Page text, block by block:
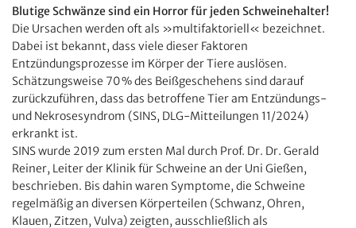
Blutige Schwänze sind ein Horror für jeden Schweinehalter!
Die Ursachen werden oft als »multifaktoriell« bezeichnet.
Dabei ist bekannt, dass viele dieser Faktoren
Entzündungsprozesse im Körper der Tiere auslösen.
Schätzungsweise 70 % des Beißgeschehens sind darauf
zurückzuführen, dass das betroffene Tier am Entzündungs-
und Nekrosesyndrom (SINS, DLG-Mitteilungen 11/2024)
erkrankt ist.
SINS wurde 2019 zum ersten Mal durch Prof. Dr. Dr. Gerald
Reiner, Leiter der Klinik für Schweine an der Uni Gießen,
beschrieben. Bis dahin waren Symptome, die Schweine
regelmäßig an diversen Körperteilen (Schwanz, Ohren,
Klauen, Zitzen, Vulva) zeigten, ausschließlich als